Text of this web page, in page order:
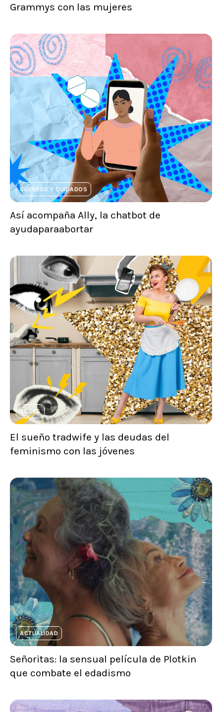
Grammys con las mujeres
CUERPOS Y CUIDADOS
Así acompaña Ally, la chatbot de
ayudaparaabortar
VOCES
El sueño tradwife y las deudas del
feminismo con las jóvenes
ACTUALIDAD
Señoritas: la sensual película de Plotkin
que combate el edadismo